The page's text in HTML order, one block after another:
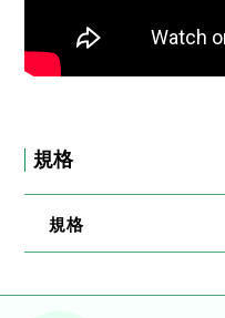
規格
規格